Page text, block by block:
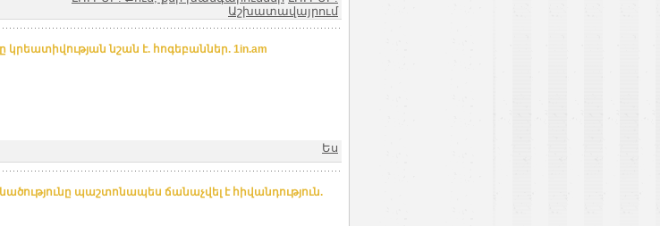
Աշխատավայրում
նշան է. հոգեբաններ. 1in.am
Ես
պաշտոնապես ճանաչվել է հիվանդություն.